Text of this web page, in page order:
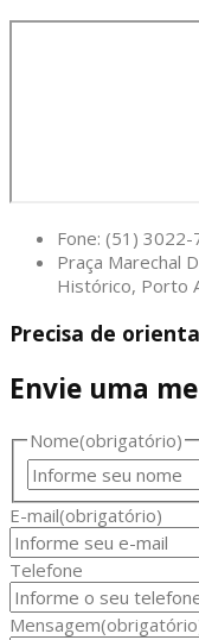
Fone: (51) 3022-
Praça Marechal
Histórico, Porto
Precisa de
Envie uma
Nome(obrigatório)
E-mail(obrigatório)
Telefone
Mensagem